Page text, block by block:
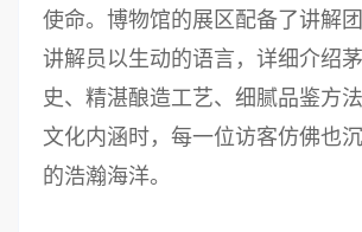
使命。博物馆的展区配备了讲解
讲解员以生动的语言，详细介绍
史、精湛酿造工艺、细腻品鉴方
文化内涵时，每一位访客仿佛也
的浩瀚海洋。